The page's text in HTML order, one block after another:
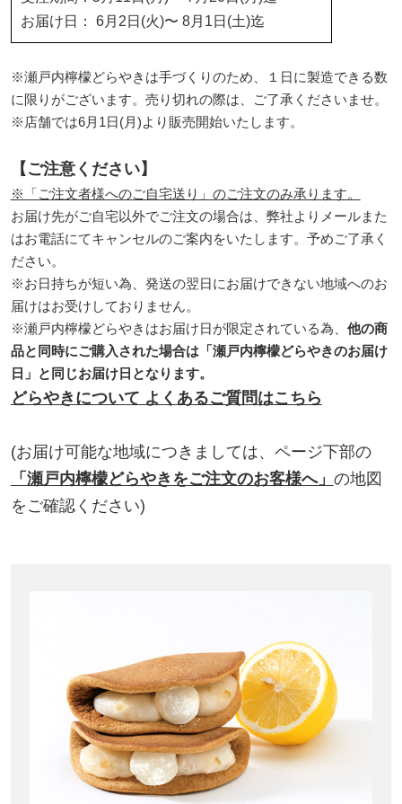
お届け日： 6月2日(火)〜 8月1日(土)迄
※瀬戸内檸檬どらやきは手づくりのため、１日に製造できる数
に限りがございます。売り切れの際は、ご了承くださいませ。
※店舗では6月1日(月)より販売開始いたします。
【ご注意ください】
※「ご注文者様へのご自宅送り」のご注文のみ承ります。
お届け先がご自宅以外でご注文の場合は、弊社よりメールまた
はお電話にてキャンセルのご案内をいたします。予めご了承く
ださい。
※お日持ちが短い為、発送の翌日にお届けできない地域へのお
届けはお受けしておりません。
※瀬戸内檸檬どらやきはお届け日が限定されている為、 他の商
品と同時にご購入された場合は「瀬戸内檸檬どらやきのお届け
日」と同じお届け日となります。
どらやきについて よくあるご質問はこちら
(お届け可能な地域につきましては、ページ下部の
「瀬戸内檸檬どらやきをご注文のお客様へ」 の地図
をご確認ください)